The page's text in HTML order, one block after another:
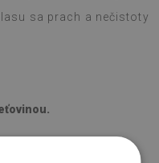
sa prach a nečistoty